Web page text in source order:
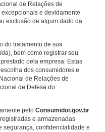
de Relações de
e devidamente
exclusão de algum dado da
do tratamento de sua
), bem como registrar seu
pela empresa. Estas
dos consumidores e
de Relações de
de Defesa do
pelo Consumidor.gov.br
e armazenadas
segurança, confidencialidade e